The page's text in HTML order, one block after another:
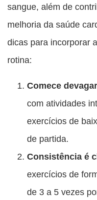
sangue, além de
melhoria da saúde
dicas para incorporar
rotina:
Comece devagar
com atividades
exercícios de
de partida.
Consistência é
exercícios de
de 3 a 5 vezes